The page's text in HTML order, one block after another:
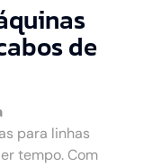
de
para linhas
tempo. Com